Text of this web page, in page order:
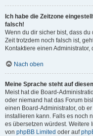
Ich habe die Zeitzone
falsch!
Wenn du dir sicher bist, dass
Zeit trotzdem noch falsch ist,
Kontaktiere einen
Nach oben
Meine Sprache steht auf
Meist hat die Board-
oder niemand hat das Forum
einen Board-Administrator, ob
installieren kann. Falls es noch
es übersetzen würdest. Weitere
von phpBB Limited oder auf